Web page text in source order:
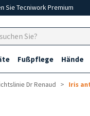
Sie Tecniwork Premium
Fußpflege Hände
Dr Renaud Iris